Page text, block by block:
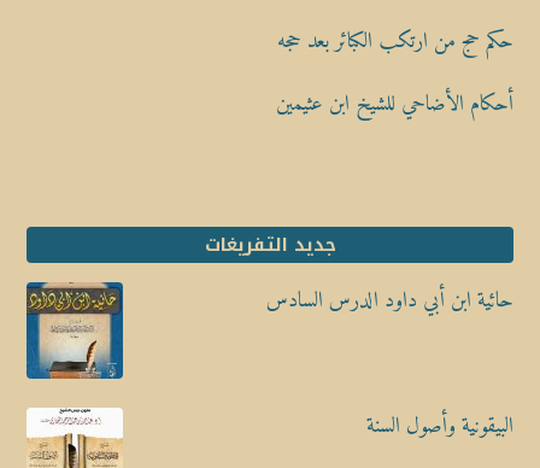
حكم حج من ارتكب الكبائر بعد حجه
أحكام الأضاحي للشيخ ابن عثيمين
جديد التفريغات
حائية ابن أبي داود الدرس السادس
البيقونية وأصول السنة